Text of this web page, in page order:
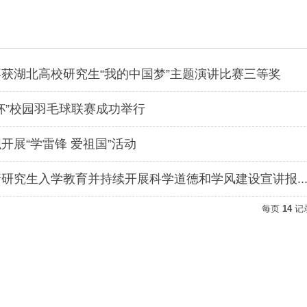
湖北高校研究生“我的中国梦”主题演讲比赛三等奖
”校园羽毛球联赛成功举行
展“学雷锋 爱祖国”活动
究生入学教育并持续开展科学道德和学风建设宣讲报...
每页 14记